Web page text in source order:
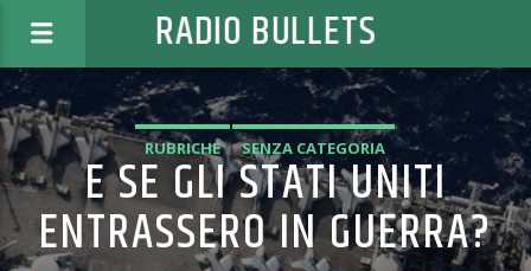
RADIO BULLETS
RUBRICHE SENZA CATEGORIA
E SE GLI STATI UNITI
ENTRASSERO IN GUERRA?